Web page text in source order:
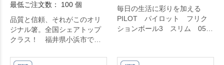
最低ご注文数： 100 個
品質と信頼、それがこのオリ
ジナル箸。全国シェアトップ
クラス！ 福井県小浜市で生
塗のお箸にオリジナル名入れ
毎日の生活に彩りを加える
PILOT パイロット フリク
ションボール3 スリム 05。
をより快適に。